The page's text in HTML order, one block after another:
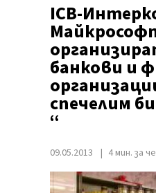
ICB-
банкови и
спечелим
“
09.05.2013 4 мин. за